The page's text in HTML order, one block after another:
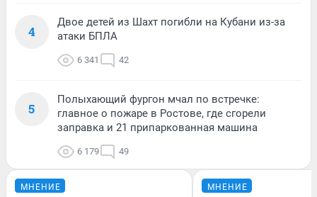
4
Двое детей из Шахт погибли на Кубани из-за
атаки БПЛА
6 341 42
5
Полыхающий фургон мчал по встречке:
главное о пожаре в Ростове, где сгорели
заправка и 21 припаркованная машина
6 179 49
МНЕНИЕ МНЕНИЕ